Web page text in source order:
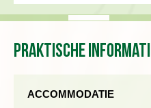
Madonna di Monte Nero
Praktische
ACCOMMODATIE